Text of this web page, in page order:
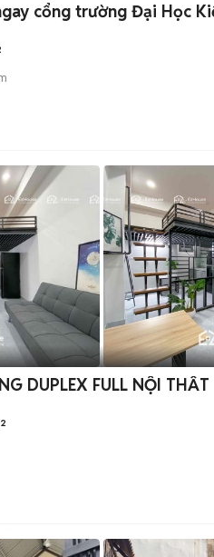
cổng trường Đại Học
DUPLEX FULL NỘI